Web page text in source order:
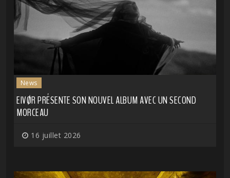
News
EIVØR PRÉSENTE SON NOUVEL ALBUM AVEC UN SECOND
MORCEAU
16 juillet 2026